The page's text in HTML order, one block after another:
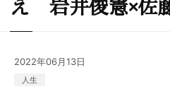
え 岩井俊憲×佐
2022年06月13日
人生